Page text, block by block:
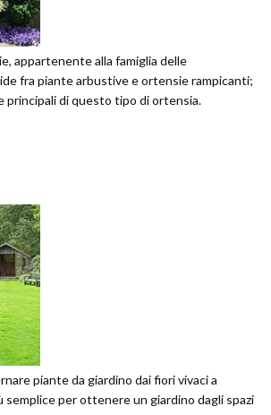
appartenente alla famiglia delle
fra piante arbustive e ortensie rampicanti;
principali di questo tipo di ortensia.
piante da giardino dai fiori vivaci a
per ottenere un giardino dagli spazi